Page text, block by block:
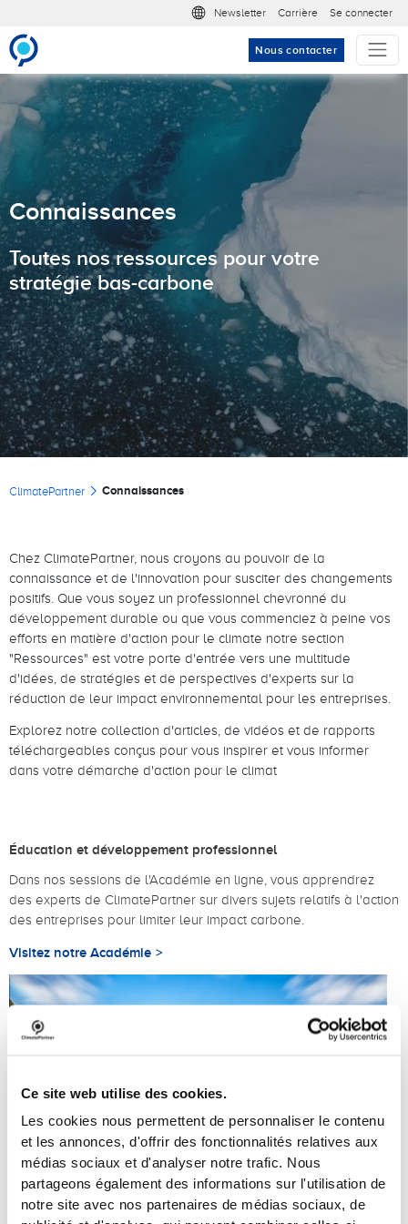
Ce site web utilise des cookies.
Les cookies nous permettent de personnaliser le contenu
et les annonces, d'offrir des fonctionnalités relatives aux
médias sociaux et d'analyser notre trafic. Nous
partageons également des informations sur l'utilisation de
notre site avec nos partenaires de médias sociaux, de
Meta nav
Newsletter Carrière Se connecter
Nous contacter
Connaissances
Toutes nos ressources pour votre
stratégie bas-carbone
Fil d'Ariane
ClimatePartner Connaissances
Chez ClimatePartner, nous croyons au pouvoir de la
connaissance et de l'innovation pour susciter des changements
positifs. Que vous soyez un professionnel chevronné du
développement durable ou que vous commenciez à peine vos
efforts en matière d'action pour le climate notre section
"Ressources" est votre porte d'entrée vers une multitude
d'idées, de stratégies et de perspectives d'experts sur la
réduction de leur impact environnemental pour les entreprises.
Explorez notre collection d'articles, de vidéos et de rapports
téléchargeables conçus pour vous inspirer et vous informer
dans votre démarche d'action pour le climat
Éducation et développement professionnel
Dans nos sessions de l'Académie en ligne, vous apprendrez
des experts de ClimatePartner sur divers sujets relatifs à l'action
des entreprises pour limiter leur impact carbone.
Visitez notre Académie